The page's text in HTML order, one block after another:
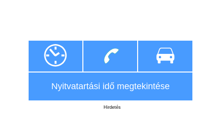
Nyitvatartási idő megtekintése
Hirdetés